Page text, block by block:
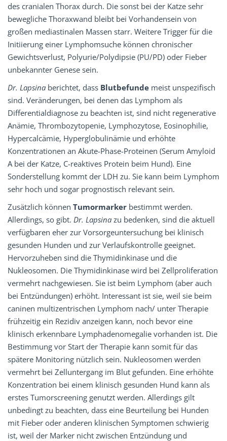
des cranialen Thorax durch. Die sonst bei der Katze sehr
bewegliche Thoraxwand bleibt bei Vorhandensein von
großen mediastinalen Massen starr. Weitere Trigger für die
Initiierung einer Lymphomsuche können chronischer
Gewichtsverlust, Polyurie/Polydipsie (PU/PD) oder Fieber
unbekannter Genese sein.
Dr. Lapsina berichtet, dass Blutbefunde meist unspezifisch
sind. Veränderungen, bei denen das Lymphom als
Differentialdiagnose zu beachten ist, sind nicht regenerative
Anämie, Thrombozytopenie, Lymphozytose, Eosinophilie,
Hypercalcämie, Hyperglobulinämie und erhöhte
Konzentrationen an Akute-Phase-Proteinen (Serum Amyloid
A bei der Katze, C-reaktives Protein beim Hund). Eine
Sonderstellung kommt der LDH zu. Sie kann beim Lymphom
sehr hoch und sogar prognostisch relevant sein.
Zusätzlich können Tumormarker bestimmt werden.
Allerdings, so gibt. Dr. Lapsina zu bedenken, sind die aktuell
verfügbaren eher zur Vorsorgeuntersuchung bei klinisch
gesunden Hunden und zur Verlaufskontrolle geeignet.
Hervorzuheben sind die Thymidinkinase und die
Nukleosomen. Die Thymidinkinase wird bei Zellproliferation
vermehrt nachgewiesen. Sie ist beim Lymphom (aber auch
bei Entzündungen) erhöht. Interessant ist sie, weil sie beim
caninen multizentrischen Lymphom nach/ unter Therapie
frühzeitig ein Rezidiv anzeigen kann, noch bevor eine
klinisch erkennbare Lymphadenomegalie vorhanden ist. Die
Bestimmung vor Start der Therapie kann somit für das
spätere Monitoring nützlich sein. Nukleosomen werden
vermehrt bei Zelluntergang im Blut gefunden. Eine erhöhte
Konzentration bei einem klinisch gesunden Hund kann als
erstes Tumorscreening genutzt werden. Allerdings gilt
unbedingt zu beachten, dass eine Beurteilung bei Hunden
mit Fieber oder anderen klinischen Symptomen schwierig
ist, weil der Marker nicht zwischen Entzündung und